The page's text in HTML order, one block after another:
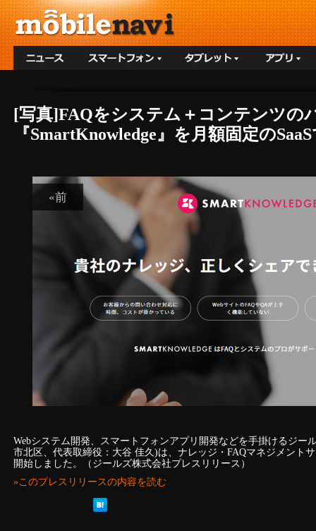
[写真]FAQをシステム＋コンテンツの
『SmartKnowledge』を月額固定の
«前
Webシステム開発、スマートフォンアプリ開発などを手掛けるジー
市北区、代表取締役：大谷 佳久)は、ナレッジ・FAQマネジメント
開始しました。（ジールズ株式会社プレスリリース）
»このプレスリリースの内容を読む